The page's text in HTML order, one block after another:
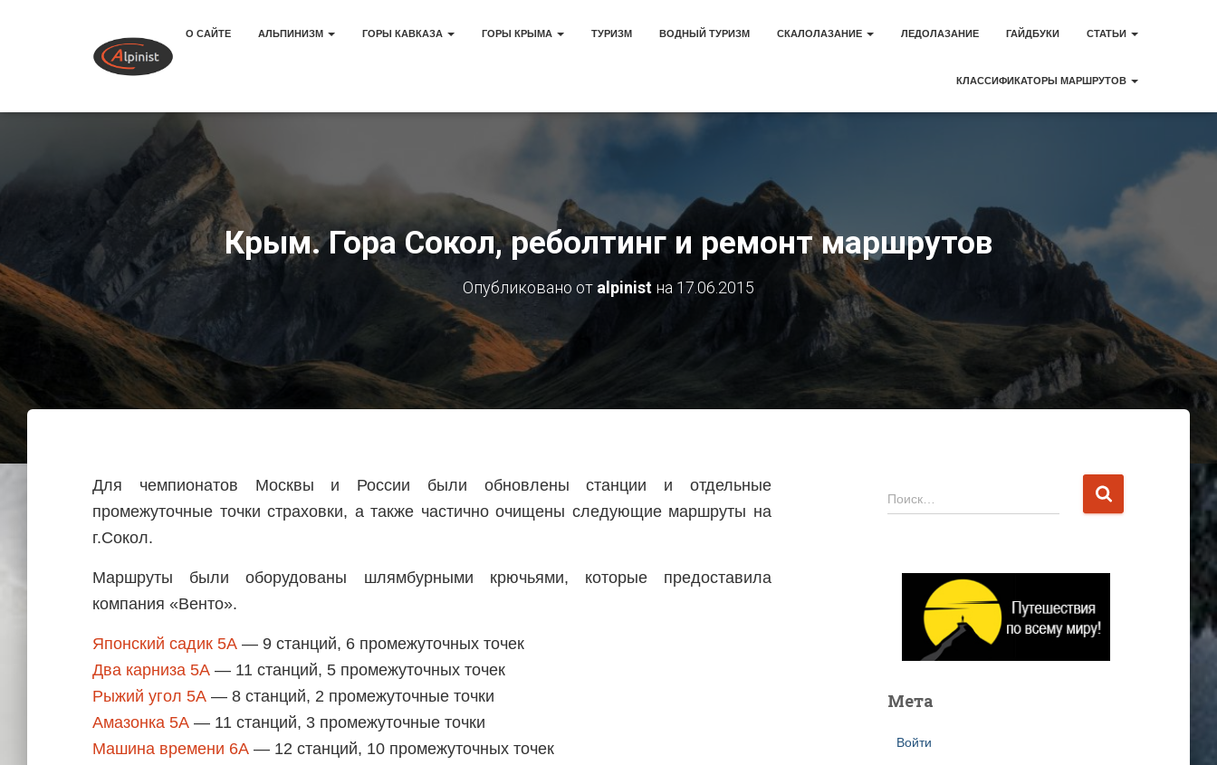
О САЙТЕ АЛЬПИНИЗМ ГОРЫ КАВКАЗА ГОРЫ КРЫМА ТУРИЗМ ВОДНЫЙ ТУРИЗМ СКАЛОЛАЗАНИЕ ЛЕДОЛАЗАНИЕ ГАЙДБУКИ СТАТЬИ
КЛАССИФИКАТОРЫ МАРШРУТОВ
Крым. Гора Сокол, реболтинг и ремонт маршрутов
Опубликовано от alpinist на 17.06.2015
Для чемпионатов Москвы и России были обновлены станции и отдельные
промежуточные точки страховки, а также частично очищены следующие маршруты на
г.Сокол.
Маршруты были оборудованы шлямбурными крючьями, которые предоставила
компания «Венто».
Японский садик 5А — 9 станций, 6 промежуточных точек
Два карниза 5А — 11 станций, 5 промежуточных точек
Рыжий угол 5А — 8 станций, 2 промежуточные точки
Амазонка 5А — 11 станций, 3 промежуточные точки
Машина времени 6А — 12 станций, 10 промежуточных точек
Н
а
Поиск…
Мета
Войти